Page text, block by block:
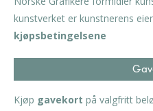
kunstverket er kunstnerens
kjøpsbetingelsene
Kjøp gavekort på valgfritt